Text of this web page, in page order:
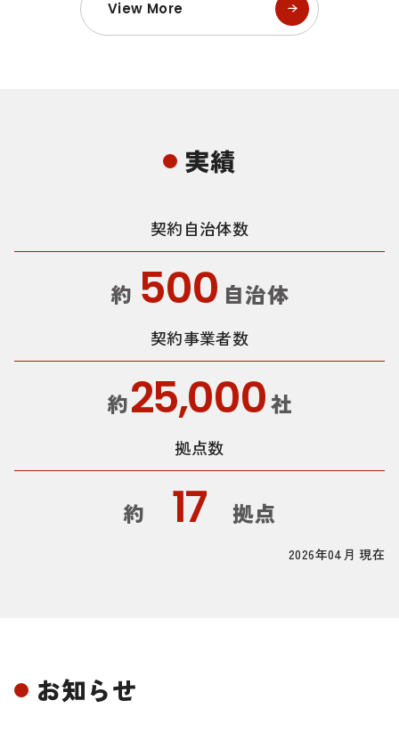
View More
実績
契約自治体数
約 500 自治体
契約事業者数
約25,000社
拠点数
約 17 拠点
2026年04月 現在
お知らせ